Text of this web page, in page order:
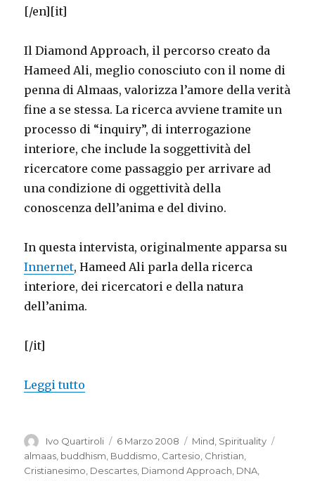
[/en][it]
Il Diamond Approach, il percorso creato da
Hameed Ali, meglio conosciuto con il nome di
penna di Almaas, valorizza l’amore della verità
fine a se stessa. La ricerca avviene tramite un
processo di “inquiry”, di interrogazione
interiore, che include la soggettività del
ricercatore come passaggio per arrivare ad
una condizione di oggettività della
conoscenza dell’anima e del divino.
In questa intervista, originalmente apparsa su
Innernet, Hameed Ali parla della ricerca
interiore, dei ricercatori e della natura
dell’anima.
[/it]
Leggi tutto
Autore
Ivo Quartiroli
Pubblicato
il
6 Marzo 2008 Categorie
Mind Spirituality
almaas buddhism Buddismo Cartesio Christian
Cristianesimo Descartes Diamond Approach DNA